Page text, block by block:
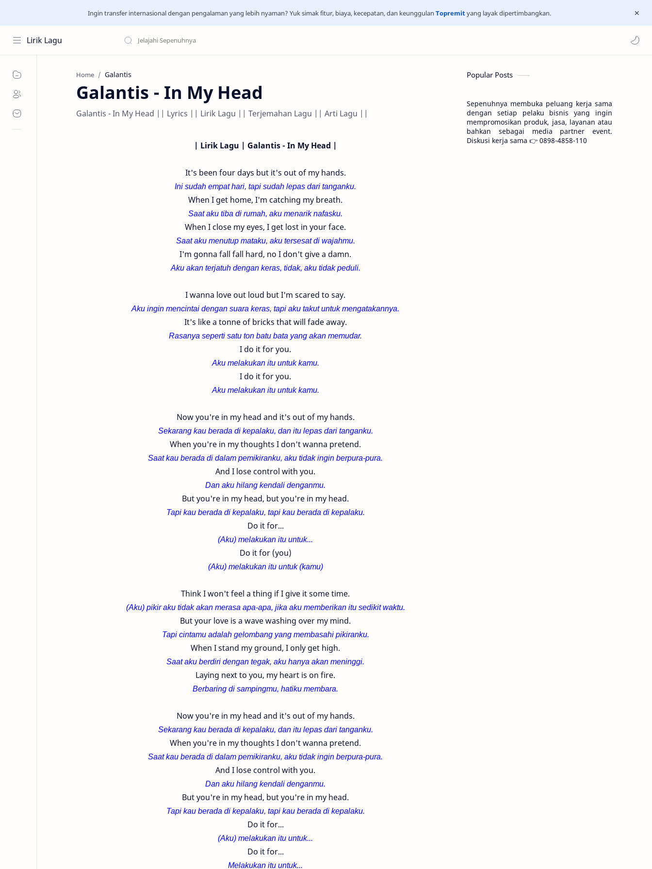
Ingin transfer internasional dengan pengalaman yang lebih nyaman? Yuk simak fitur, biaya, kecepatan, dan keunggulan Topremityang layak dipertimbangkan.
Lirik Lagu
Home Galantis
Galantis - In My Head
Galantis - In My Head || Lyrics || Lirik Lagu || Terjemahan Lagu || Arti Lagu ||
| Lirik Lagu | Galantis - In My Head |
It's been four days but it's out of my hands.
Ini sudah empat hari, tapi sudah lepas dari tanganku.
When I get home, I'm catching my breath.
Saat aku tiba di rumah, aku menarik nafasku.
When I close my eyes, I get lost in your face.
Saat aku menutup mataku, aku tersesat di wajahmu.
I'm gonna fall fall hard, no I don't give a damn.
Aku akan terjatuh dengan keras, tidak, aku tidak peduli.
I wanna love out loud but I'm scared to say.
Aku ingin mencintai dengan suara keras, tapi aku takut untuk mengatakannya.
It's like a tonne of bricks that will fade away.
Rasanya seperti satu ton batu bata yang akan memudar.
I do it for you.
Aku melakukan itu untuk kamu.
I do it for you.
Aku melakukan itu untuk kamu.
Now you're in my head and it's out of my hands.
Sekarang kau berada di kepalaku, dan itu lepas dari tanganku.
When you're in my thoughts I don't wanna pretend.
Saat kau berada di dalam pemikiranku, aku tidak ingin berpura-pura.
And I lose control with you.
Dan aku hilang kendali denganmu.
But you're in my head, but you're in my head.
Tapi kau berada di kepalaku, tapi kau berada di kepalaku.
Do it for...
(Aku) melakukan itu untuk...
Do it for (you)
(Aku) melakukan itu untuk (kamu)
Think I won't feel a thing if I give it some time.
(Aku) pikir aku tidak akan merasa apa-apa, jika aku memberikan itu sedikit waktu.
But your love is a wave washing over my mind.
Tapi cintamu adalah gelombang yang membasahi pikiranku.
When I stand my ground, I only get high.
Saat aku berdiri dengan tegak, aku hanya akan meninggi.
Laying next to you, my heart is on fire.
Berbaring di sampingmu, hatiku membara.
Now you're in my head and it's out of my hands.
Sekarang kau berada di kepalaku, dan itu lepas dari tanganku.
When you're in my thoughts I don't wanna pretend.
Saat kau berada di dalam pemikiranku, aku tidak ingin berpura-pura.
And I lose control with you.
Dan aku hilang kendali denganmu.
But you're in my head, but you're in my head.
Tapi kau berada di kepalaku, tapi kau berada di kepalaku.
Do it for...
(Aku) melakukan itu untuk...
Do it for...
Melakukan itu untuk...
Popular Posts
Sepenuhnya membuka peluang kerja sama
dengan setiap pelaku bisnis yang ingin
mempromosikan produk, jasa, layanan atau
bahkan sebagai media partner event.
Diskusi kerja sama 👉 0898-4858-110